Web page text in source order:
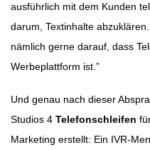
ausführlich mit dem Kunden
darum, Textinhalte
nämlich gerne darauf, dass
Werbeplattform ist.”
Und genau nach dieser
Studios 4 Telefonschleifen
Marketing erstellt: Ein IVR-